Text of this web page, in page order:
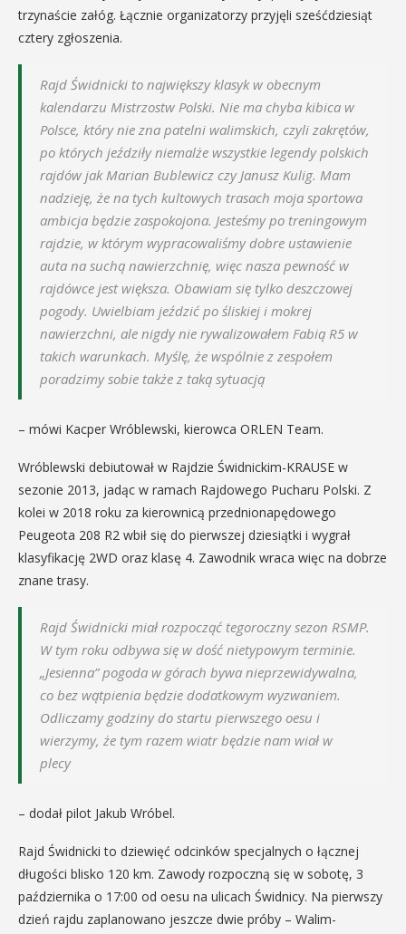
trzynaście załóg. Łącznie organizatorzy przyjęli sześćdziesiąt
cztery zgłoszenia.
Rajd Świdnicki to największy klasyk w obecnym
kalendarzu Mistrzostw Polski. Nie ma chyba kibica w
Polsce, który nie zna patelni walimskich, czyli zakrętów,
po których jeździły niemalże wszystkie legendy polskich
rajdów jak Marian Bublewicz czy Janusz Kulig. Mam
nadzieję, że na tych kultowych trasach moja sportowa
ambicja będzie zaspokojona. Jesteśmy po treningowym
rajdzie, w którym wypracowaliśmy dobre ustawienie
auta na suchą nawierzchnię, więc nasza pewność w
rajdówce jest większa. Obawiam się tylko deszczowej
pogody. Uwielbiam jeździć po śliskiej i mokrej
nawierzchni, ale nigdy nie rywalizowałem Fabią R5 w
takich warunkach. Myślę, że wspólnie z zespołem
poradzimy sobie także z taką sytuacją
– mówi Kacper Wróblewski, kierowca ORLEN Team.
Wróblewski debiutował w Rajdzie Świdnickim-KRAUSE w
sezonie 2013, jadąc w ramach Rajdowego Pucharu Polski. Z
kolei w 2018 roku za kierownicą przednionapędowego
Peugeota 208 R2 wbił się do pierwszej dziesiątki i wygrał
klasyfikację 2WD oraz klasę 4. Zawodnik wraca więc na dobrze
znane trasy.
Rajd Świdnicki miał rozpocząć tegoroczny sezon RSMP.
W tym roku odbywa się w dość nietypowym terminie.
„Jesienna” pogoda w górach bywa nieprzewidywalna,
co bez wątpienia będzie dodatkowym wyzwaniem.
Odliczamy godziny do startu pierwszego oesu i
wierzymy, że tym razem wiatr będzie nam wiał w
plecy
– dodał pilot Jakub Wróbel.
Rajd Świdnicki to dziewięć odcinków specjalnych o łącznej
długości blisko 120 km. Zawody rozpoczną się w sobotę, 3
października o 17:00 od oesu na ulicach Świdnicy. Na pierwszy
dzień rajdu zaplanowano jeszcze dwie próby – Walim-